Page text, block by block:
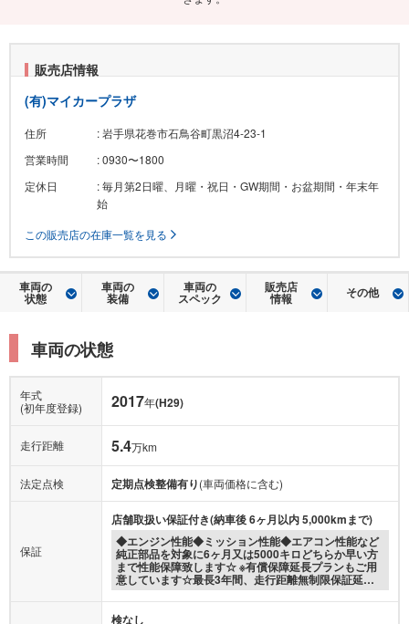
販売店情報
(有)マイカープラザ
住所
: 岩手県花巻市石鳥谷町黒沼4-23-1
営業時間
: 0930〜1800
定休日
: 毎月第2日曜、月曜・祝日・GW期間・お盆期間・年末年
この販売店の在庫一覧を見る
車両の
状態
車両の
装備
車両の
スペック
販売店
情報
(初年度登録)
2017年(H29)
走行距離
法定点検 定期点検整備有り
店舗取扱い保証付き(納車後 6ヶ月以内 5,000kmまで)
◆エンジン性能◆ミッション性能◆エアコン性能など
純正部品を対象に6ヶ月又は5000キロどちらか早い方
まで性能保障致します☆ ※有償保障延長プランもご用
意しています☆最長3年間、走行距離無制限保証延…
検なし
車検整備（法定24ヶ月定期点検整備／商用車は12ヶ月）を実施しま
せん。